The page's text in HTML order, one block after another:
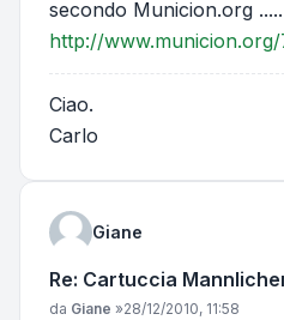
secondo Municion.org .....
http://
Ciao.
Carlo
Giane
Re: Cartuccia
Messaggio
da Giane »28/12/2010, 11:58